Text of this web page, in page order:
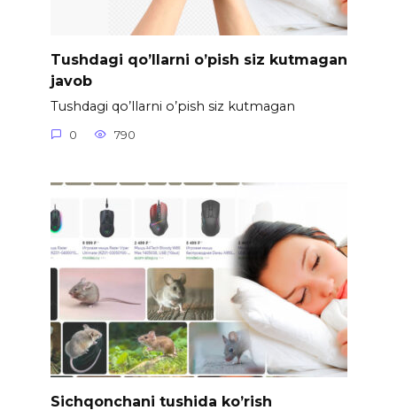
Tushdagi qo’llarni o’pish siz kutmagan
javob
Tushdagi qo’llarni o’pish siz kutmagan
0 790
Sichqonchani tushida ko’rish